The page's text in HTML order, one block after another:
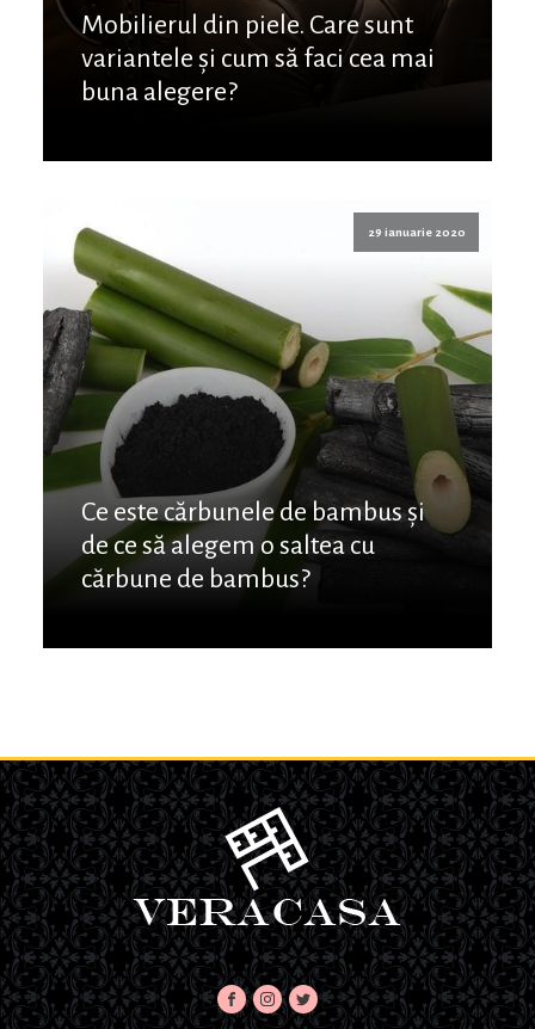
Mobilierul din piele. Care sunt
variantele și cum să faci cea mai
buna alegere?
29 ianuarie 2020
Ce este cărbunele de bambus și
de ce să alegem o saltea cu
cărbune de bambus?